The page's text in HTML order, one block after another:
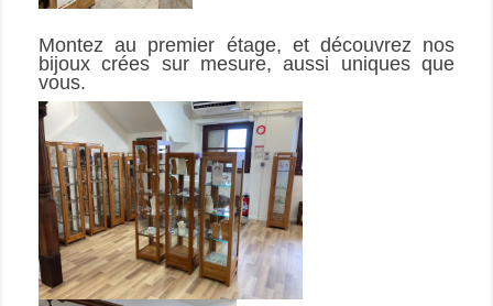
Montez au premier étage, et découvrez nos
bijoux crées sur mesure, aussi uniques que
vous.